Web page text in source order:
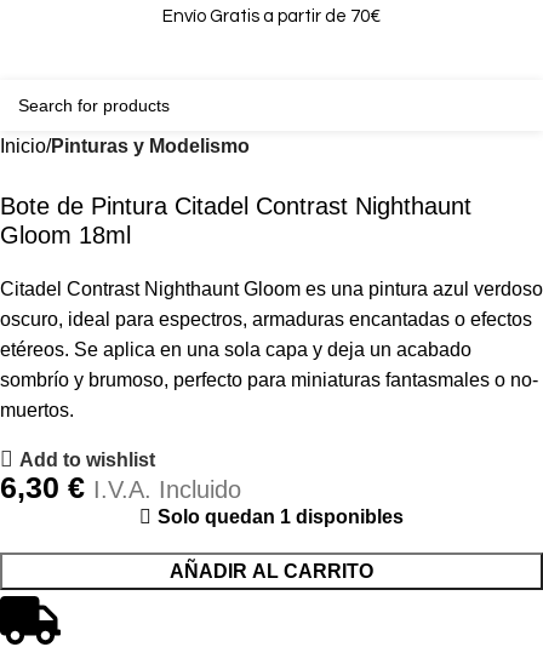
Envío Gratis a partir de 70€
Inicio Pinturas y Modelismo
Bote de Pintura Citadel Contrast Nighthaunt
Gloom 18ml
Citadel Contrast Nighthaunt Gloom es una pintura azul verdoso
oscuro, ideal para espectros, armaduras encantadas o efectos
etéreos. Se aplica en una sola capa y deja un acabado
sombrío y brumoso, perfecto para miniaturas fantasmales o no-
muertos.
Add to wishlist
6,30 € I.V.A. Incluido
Solo quedan 1 disponibles
AÑADIR AL CARRITO